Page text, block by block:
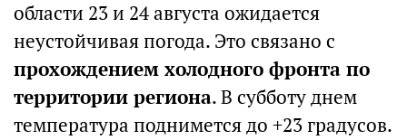
области 23 и 24 августа ожидается
неустойчивая погода. Это связано с
прохождением холодного фронта по
территории региона. В субботу днем
температура поднимется до +23 градусов.